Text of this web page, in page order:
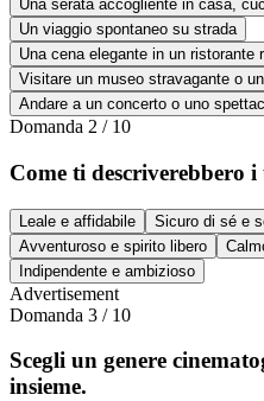
Una serata accogliente in casa,
Un viaggio spontaneo su strada
Una cena elegante in un ristorante
Visitare un museo stravagante o
Andare a un concerto o uno
Domanda 2 / 10
Come ti descriverebbero
Leale e affidabile
Sicuro di sé e
Avventuroso e spirito libero
Indipendente e ambizioso
Advertisement
Domanda 3 / 10
Scegli un genere
insieme.